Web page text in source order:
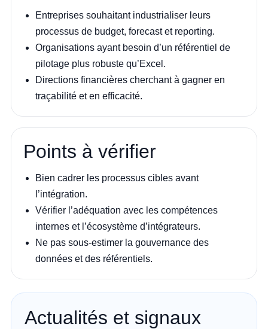
Entreprises souhaitant industrialiser leurs
processus de budget, forecast et reporting.
Organisations ayant besoin d’un référentiel de
pilotage plus robuste qu’Excel.
Directions financières cherchant à gagner en
traçabilité et en efficacité.
Points à vérifier
Bien cadrer les processus cibles avant
l’intégration.
Vérifier l’adéquation avec les compétences
internes et l’écosystème d’intégrateurs.
Ne pas sous-estimer la gouvernance des
données et des référentiels.
Actualités et signaux